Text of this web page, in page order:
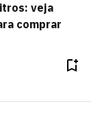
veja
comprar